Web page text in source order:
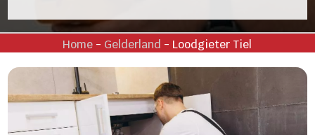
Home - Gelderland - Loodgieter Tiel